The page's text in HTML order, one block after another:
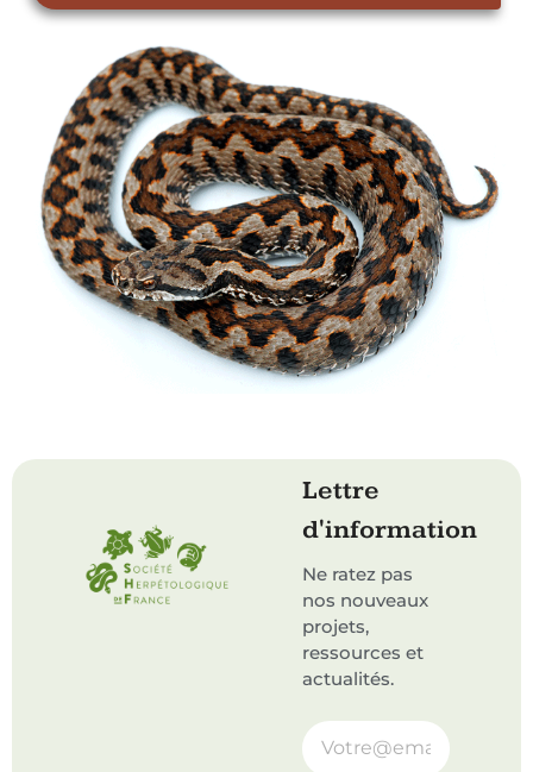
Lettre
d'information
Ne ratez pas
nos nouveaux
projets,
ressources et
actualités.